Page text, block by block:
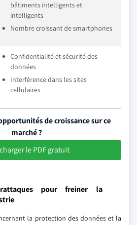
bâtiments intelligents et
intelligents
Nombre croissant de smartphones
Confidentialité et sécurité des
données
Interférence dans les sites
cellulaires
de croissance sur ce
marché ?
le PDF gratuit
pour freiner la
la protection des données et la